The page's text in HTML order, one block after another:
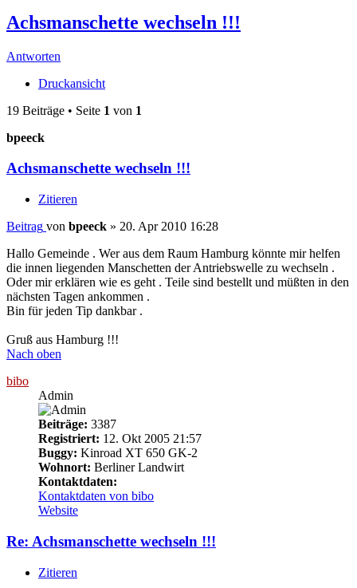
Achsmanschette wechseln !!!
Antworten
Druckansicht
19 Beiträge • Seite 1 von 1
bpeeck
Achsmanschette wechseln !!!
Zitieren
Beitrag von bpeeck » 20. Apr 2010 16:28
Hallo Gemeinde . Wer aus dem Raum Hamburg könnte mir helfen
die innen liegenden Manschetten der Antriebswelle zu wechseln .
Oder mir erklären wie es geht . Teile sind bestellt und müßten in den
nächsten Tagen ankommen .
Bin für jeden Tip dankbar .
Gruß aus Hamburg !!!
Nach oben
bibo
Admin
Beiträge: 3387
Registriert: 12. Okt 2005 21:57
Buggy: Kinroad XT 650 GK-2
Wohnort: Berliner Landwirt
Kontaktdaten:
Kontaktdaten von bibo
Website
Re: Achsmanschette wechseln !!!
Zitieren